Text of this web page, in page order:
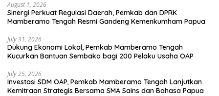
August 1, 2026
Sinergi Perkuat Regulasi Daerah, Pemkab dan DPRK
Mamberamo Tengah Resmi Gandeng Kemenkumham Papua
July 31, 2026
Dukung Ekonomi Lokal, Pemkab Mamberamo Tengah
Kucurkan Bantuan Sembako bagi 200 Pelaku Usaha OAP
July 25, 2026
Investasi SDM OAP, Pemkab Mamberamo Tengah Lanjutkan
Kemitraan Strategis Bersama SMA Sains dan Bahasa Papua